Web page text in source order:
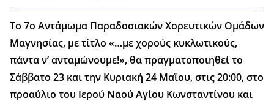
Το 7ο Αντάμωμα Παραδοσιακών Χορευτικών Ομάδων
Μαγνησίας, με τίτλο «…με χορούς κυκλωτικούς,
πάντα ν’ ανταμώνουμε!», θα πραγματοποιηθεί το
Σάββατο 23 και την Κυριακή 24 Μαΐου, στις 20:00, στο
προαύλιο του Ιερού Ναού Αγίου Κωνσταντίνου και